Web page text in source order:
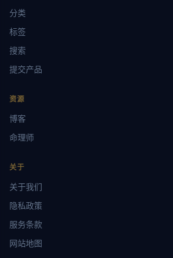
分类
标签
搜索
提交产品
资源
博客
命理师
关于
关于我们
隐私政策
服务条款
网站地图